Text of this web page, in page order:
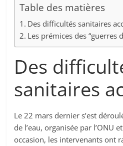
Table des matières
Des difficultés sanitaires
Les prémices des “guerres
Des
sanitaires
Le 22 mars dernier s’est
de l’eau, organisée par l’ONU
occasion, les intervenants ont